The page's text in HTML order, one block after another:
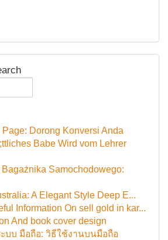
Dorong Konversi Anda
Babe Wird vom Lehrer
Samochodowego:
A Elegant Style Deep E...
Information On sell gold in kar...
And book cover design
ะบบ มือถือ: วิธีใช้งานบนมือถือ